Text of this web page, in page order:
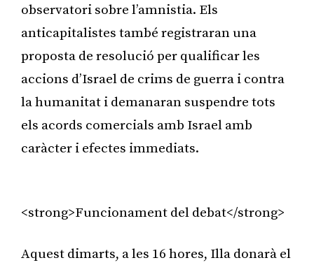
observatori sobre l’amnistia. Els
anticapitalistes també registraran una
proposta de resolució per qualificar les
accions d’Israel de crims de guerra i contra
la humanitat i demanaran suspendre tots
els acords comercials amb Israel amb
caràcter i efectes immediats.
<strong>Funcionament del debat</strong>
Aquest dimarts, a les 16 hores, Illa donarà el